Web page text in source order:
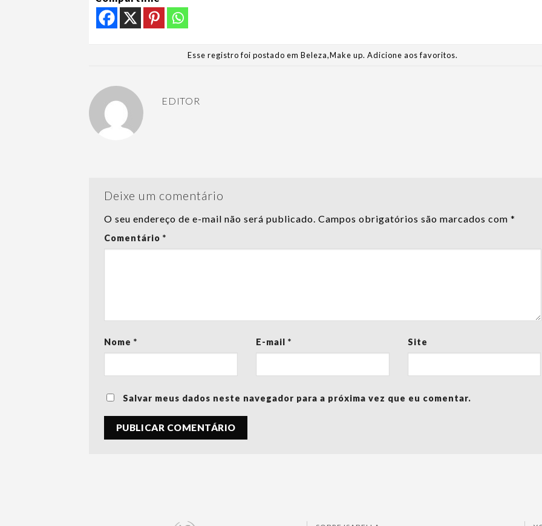
Esse registro foi postado em Beleza,Make up. Adicione aos favoritos.
EDITOR
Deixe um comentário
O seu endereço de e-mail não será publicado. Campos obrigatórios são marcados com *
Comentário *
Nome * E-mail * Site
Salvar meus dados neste navegador para a próxima vez que eu comentar.